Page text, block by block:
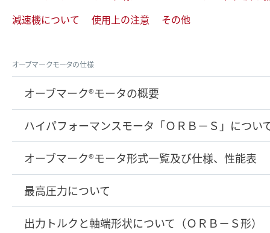
減速機について
使用上の注意 その他
オーブマークモータの仕様
オーブマーク®モータの概要
ハイパフォーマンスモータ「ＯＲＢ－Ｓ」につい
オーブマーク®モータ形式一覧及び仕様、性能表
最高圧力について
出力トルクと軸端形状について（ＯＲＢ－Ｓ形）